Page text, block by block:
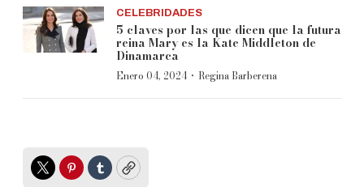
CELEBRIDADES
5 claves por las que dicen que la futura
reina Mary es la Kate Middleton de
Dinamarca
Enero 04, 2024 · Regina Barberena
TwitterPinterest
TumblrCopy